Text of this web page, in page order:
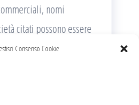
Consenso Cookie
nomi
citati possono essere
dei rispettivi titolari o